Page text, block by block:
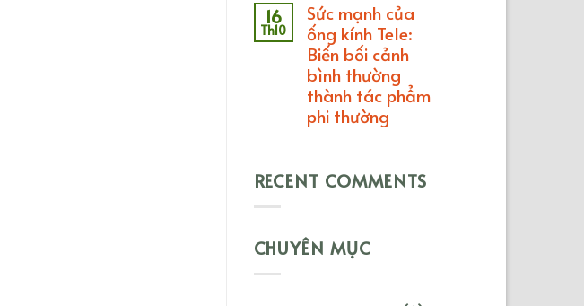
16
Th10
Sức mạnh của
ống kính Tele:
Biến bối cảnh
bình thường
thành tác phẩm
phi thường
RECENT COMMENTS
CHUYÊN MỤC